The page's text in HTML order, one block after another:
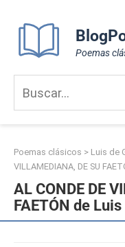
content
Poemas
Poemas clásicos > Luis de
VILLAMEDIANA, DE SU
AL CONDE DE
FAETÓN de